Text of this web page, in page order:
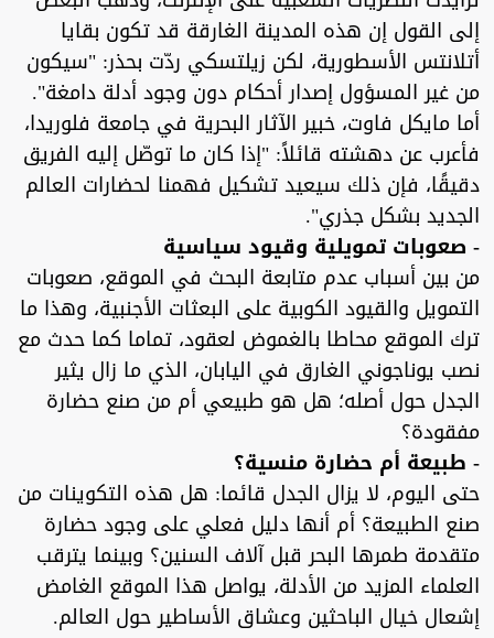
إلى القول إن هذه المدينة الغارقة قد تكون بقايا
أتلانتس الأسطورية، لكن زيلتسكي ردّت بحذر: "سيكون
من غير المسؤول إصدار أحكام دون وجود أدلة دامغة".
أما مايكل فاوت، خبير الآثار البحرية في جامعة فلوريدا،
فأعرب عن دهشته قائلاً: "إذا كان ما توصّل إليه الفريق
دقيقًا، فإن ذلك سيعيد تشكيل فهمنا لحضارات العالم
الجديد بشكل جذري".
- صعوبات تمويلية وقيود سياسية
من بين أسباب عدم متابعة البحث في الموقع، صعوبات
التمويل والقيود الكوبية على البعثات الأجنبية، وهذا ما
ترك الموقع محاطا بالغموض لعقود، تماما كما حدث مع
نصب يوناجوني الغارق في اليابان، الذي ما زال يثير
الجدل حول أصله؛ هل هو طبيعي أم من صنع حضارة
مفقودة؟
- طبيعة أم حضارة منسية؟
حتى اليوم، لا يزال الجدل قائما: هل هذه التكوينات من
صنع الطبيعة؟ أم أنها دليل فعلي على وجود حضارة
متقدمة طمرها البحر قبل آلاف السنين؟ وبينما يترقب
العلماء المزيد من الأدلة، يواصل هذا الموقع الغامض
إشعال خيال الباحثين وعشاق الأساطير حول العالم.